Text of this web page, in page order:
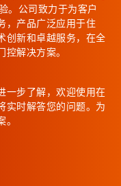
。公司致力于为客户
，产品广泛应用于住
创新和卓越服务，在全
解决方案。
一步了解，欢迎使用在
实时解答您的问题。为